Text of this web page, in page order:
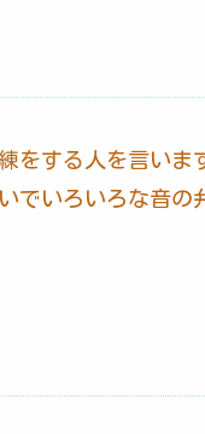
をする人を言いま
でいろいろな音